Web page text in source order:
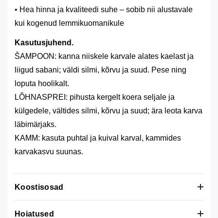
• Hea hinna ja kvaliteedi suhe – sobib nii alustavale
kui kogenud lemmikuomanikule
Kasutusjuhend.
ŠAMPOON: kanna niiskele karvale alates kaelast ja
liigud sabani; väldi silmi, kõrvu ja suud. Pese ning
loputa hoolikalt.
LÕHNASPREI: pihusta kergelt koera seljale ja
külgedele, vältides silmi, kõrvu ja suud; ära leota karva
läbimärjaks.
KAMM: kasuta puhtal ja kuival karval, kammides
karvakasvu suunas.
Koostisosad
Šampoon (200 ml):
Hoiatused